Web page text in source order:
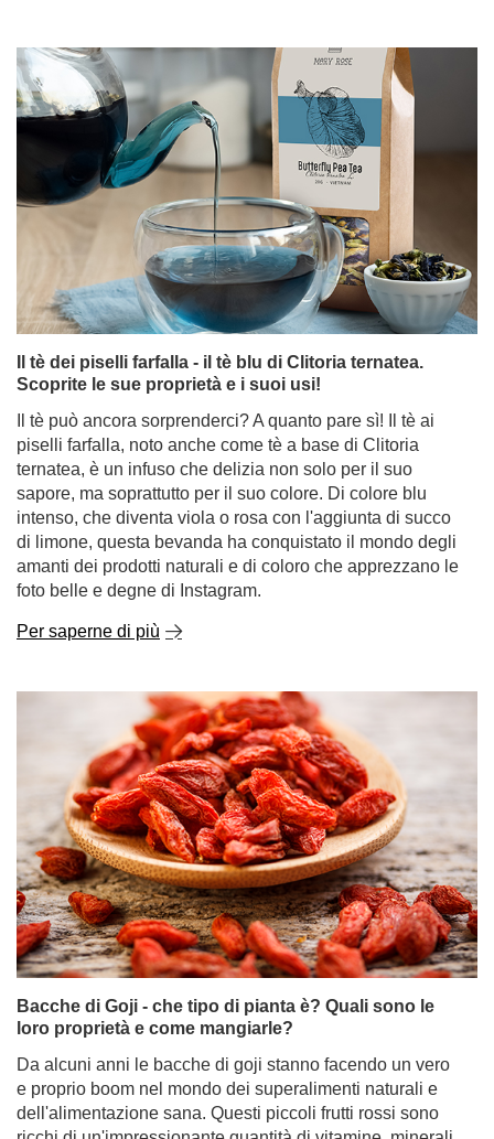
Il tè dei piselli farfalla - il tè blu di Clitoria ternatea.
Scoprite le sue proprietà e i suoi usi!
Il tè può ancora sorprenderci? A quanto pare sì! Il tè ai
piselli farfalla, noto anche come tè a base di Clitoria
sapore, ma soprattutto per il suo colore. Di colore blu
intenso, che diventa viola o rosa con l'aggiunta di succo
di limone, questa bevanda ha conquistato il mondo degli
amanti dei prodotti naturali e di coloro che apprezzano le
foto belle e degne di Instagram.
Per saperne di più
Bacche di Goji - che tipo di pianta è? Quali sono le
loro proprietà e come mangiarle?
Da alcuni anni le bacche di goji stanno facendo un vero
e proprio boom nel mondo dei superalimenti naturali e
ricchi di un'impressionante quantità di vitamine, minerali
e antiossidanti, oltre ad avere un sapore particolare:
dolce e piccante con una punta di aspro. È interessante
notare che, mentre in Europa si trovano più spesso
bacche di goji essiccate, nei Paesi asiatici, di cui sono